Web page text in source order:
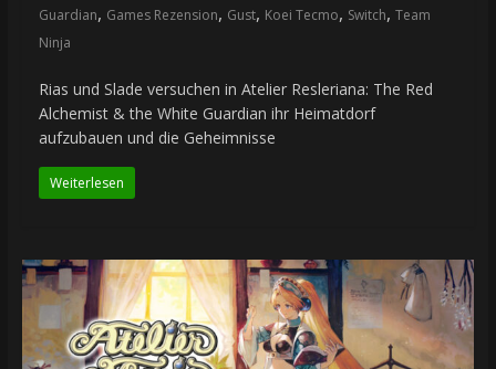
Guardian, Games Rezension, Gust, Koei Tecmo, Switch, Team
Ninja
Rias und Slade versuchen in Atelier Resleriana: The Red
Alchemist & the White Guardian ihr Heimatdorf
aufzubauen und die Geheimnisse
Weiterlesen